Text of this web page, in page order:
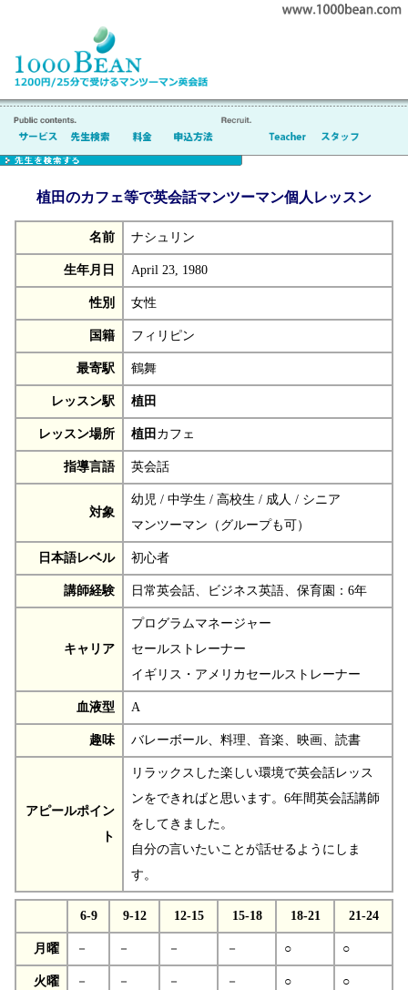
植田のカフェ等で英会話マンツーマン個人レッスン
名前 ナシュリン
生年月日 April 23, 1980
性別 女性
国籍 フィリピン
最寄駅 鶴舞
レッスン駅 植田
レッスン場所 植田 カフェ
指導言語 英会話
対象
幼児 / 中学生 / 高校生 / 成人 / シニア
マンツーマン（グループも可）
日本語レベル 初心者
講師経験 日常英会話、ビジネス英語、保育園：6年
キャリア
プログラムマネージャー
セールストレーナー
イギリス・アメリカセールストレーナー
血液型 A
趣味 バレーボール、料理、音楽、映画、読書
アピールポイン
ト
リラックスした楽しい環境で英会話レッス
ンをできればと思います。6年間英会話講師
をしてきました。
自分の言いたいことが話せるようにしま
す。
6-9 9-12 12-15 15-18 18-21 21-24
月曜 － － － － ○ ○
火曜 － － － － ○ ○